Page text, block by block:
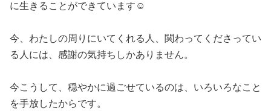
に生きることができています☺
今、わたしの周りにいてくれる人、関わってくださってい
る人には、感謝の気持ちしかありません。
今こうして、穏やかに過ごせているのは、いろいろなこと
を手放したからです。